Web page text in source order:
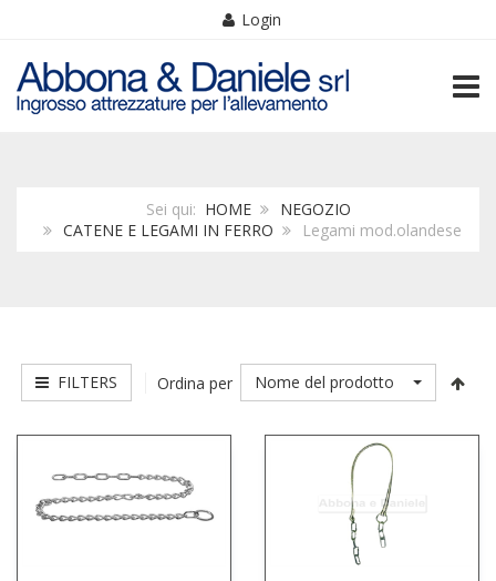
Login
Sei qui: HOME
NEGOZIO
CATENE E LEGAMI IN FERRO
Legami mod.olandese
FILTERS Ordina per Nome del prodotto